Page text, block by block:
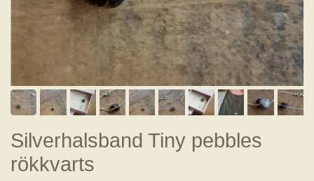
Silverhalsband Tiny pebbles
rökkvarts